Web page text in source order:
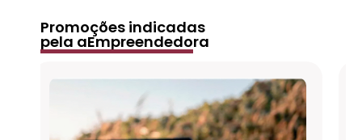
Promoções indicadas
pela aEmpreendedora
Projetor 4K HD 150 Polegadas Celular,
Tv B0x, Xbox, PS, Pc, Wifi HY300 Pro
Magcubic